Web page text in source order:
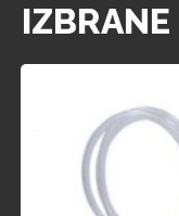
IZBRANE